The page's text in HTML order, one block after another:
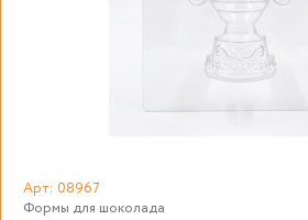
Арт: 08967
Формы для шоколада